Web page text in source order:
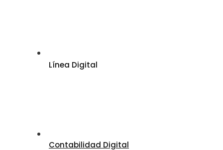
Línea Digital
Contabilidad Digital